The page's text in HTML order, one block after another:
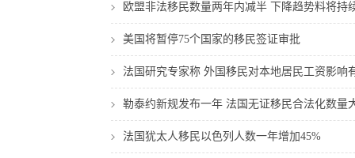
欧盟非法移民数量两年内减半 下降趋势料将持
美国将暂停75个国家的移民签证审批
法国研究专家称 外国移民对本地居民工资影响
勒泰约新规发布一年 法国无证移民合法化数量
法国犹太人移民以色列人数一年增加45%